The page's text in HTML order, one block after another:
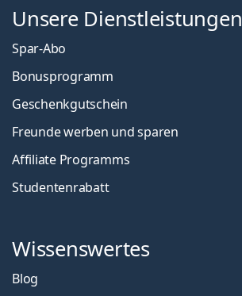
Unsere Dienstleistungen
Spar-Abo
Bonusprogramm
Geschenkgutschein
Freunde werben und sparen
Affiliate Programms
Studentenrabatt
Wissenswertes
Blog